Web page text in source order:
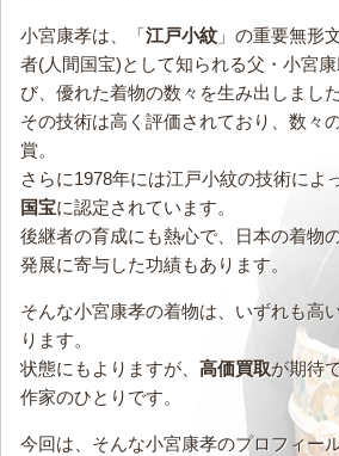
小宮康孝は、「江戸小紋 」の重要無形
者(人間国宝)として知られる父・小宮
び、優れた着物の数々を生み出しました
その技術は高く評価されており、数々
賞。
さらに1978年には江戸小紋の技術によ
国宝に認定されています。
後継者の育成にも熱心で、日本の着物
発展に寄与した功績もあります。
そんな小宮康孝の着物は、いずれも高
ります。
状態にもよりますが、 高価買取が期待
作家のひとりです。
今回は、そんな小宮康孝のプロフィー